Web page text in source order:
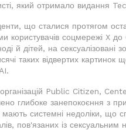
який отримало видання
що сталися протягом
користувачів соцмережі X
й дітей, на сексуалізовані
таких відвертих картинок
організацій Public Citizen,
глибоке занепокоєння з
мають системні недоліки, що
пов'язаних із сексуальним